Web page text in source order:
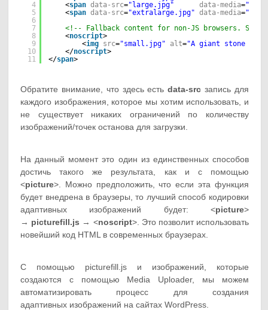
4
5
6
7
8
9
10
11
<span data-src="large.jpg" data-media=
<span data-src="extralarge.jpg" data-media=
<!-- Fallback content for non-JS browsers.
<noscript>
<img src="small.jpg" alt="A giant stone face
</noscript>
</span>
Обратите внимание, что здесь естьdata-src запись для
каждого изображения, которое мы хотим использовать, и
не существует никаких ограничений по количеству
изображений/точек останова для загрузки.
На данный момент это один из единственных способов
достичь такого же результата, как и с помощью
<picture>. Можно предположить, что если эта функция
будет внедрена в браузеры, то лучший способ кодировки
адаптивных изображений будет: <picture>
→ picturefill.js → <noscript>. Это позволит использовать
новейший код HTML в современных браузерах.
С помощью picturefill.js и изображений, которые
создаются с помощью Media Uploader, мы можем
автоматизировать процесс для создания
адаптивных изображений на сайтах WordPress.